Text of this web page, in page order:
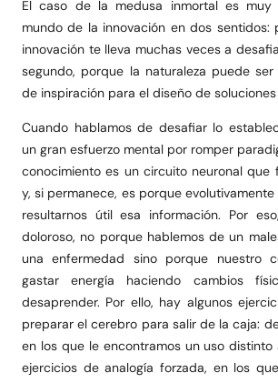
El caso de la medusa inmortal es muy
mundo de la innovación en dos sentidos:
innovación te lleva muchas veces a
segundo, porque la naturaleza puede
de inspiración para el diseño de
Cuando hablamos de desafiar lo
un gran esfuerzo mental por romper
conocimiento es un circuito neuronal que
y, si permanece, es porque
resultarnos útil esa información. Por
doloroso, no porque hablemos de un
una enfermedad sino porque nuestro
gastar energía haciendo cambios
desaprender. Por ello, hay algunos
preparar el cerebro para salir de la caja:
en los que le encontramos un uso distinto
ejercicios de analogía forzada, en los